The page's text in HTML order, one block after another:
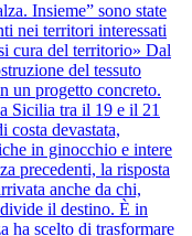
Insieme” sono state
nei territori interessati
cura del territorio» Dal
del tessuto
un progetto concreto.
Sicilia tra il 19 e il 21
costa devastata,
in ginocchio e intere
precedenti, la risposta
anche da chi,
il destino. È in
ha scelto di trasformare